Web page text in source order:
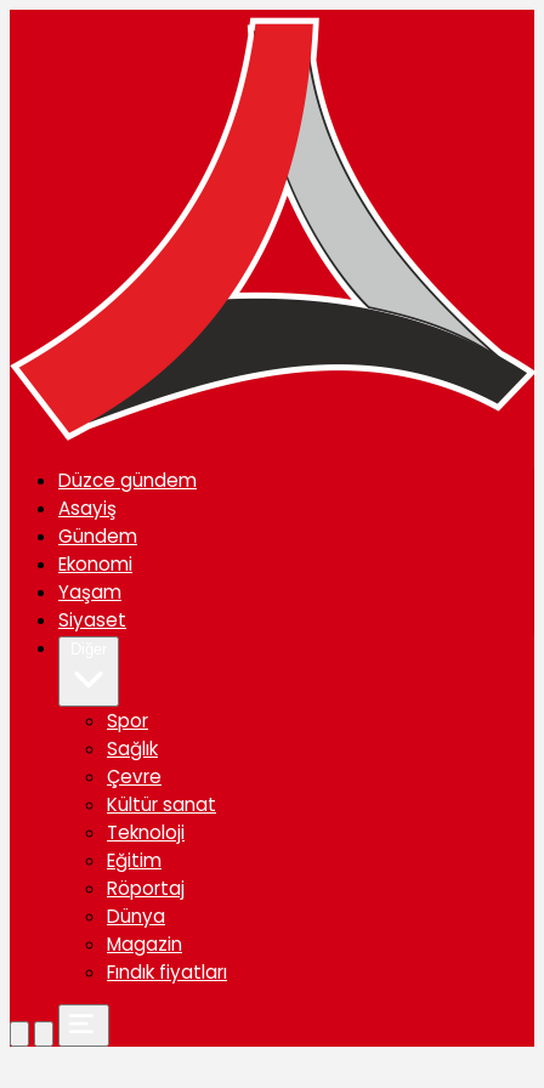
Düzce gündem
Asayiş
Gündem
Ekonomi
Yaşam
Siyaset
Spor
Sağlık
Çevre
Kültür sanat
Teknoloji
Eğitim
Röportaj
Dünya
Magazin
Fındık fiyatları